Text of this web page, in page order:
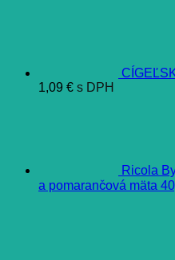
1,09 € s DPH
Ricola
a pomarančová mäta